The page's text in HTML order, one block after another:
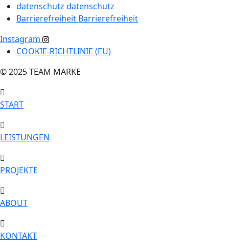
datenschutz datenschutz
Barrierefreiheit Barrierefreiheit
Instagram
COOKIE-RICHTLINIE (EU)
© 2025 TEAM MARKE
START
LEISTUNGEN
PROJEKTE
ABOUT
KONTAKT